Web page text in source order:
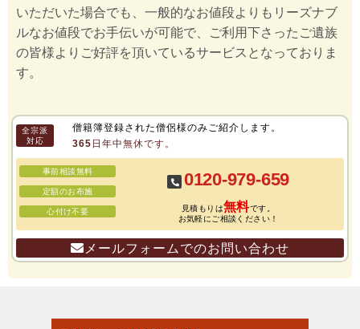
いただいた場合でも、一般的なお値段よりもリーズナブ
ルなお値段でお手伝いが可能で、ご利用下さったご遺族
の皆様よりご好評を頂いているサービスとなっておりま
す。
全宗派
対応
僧籍簿登録された僧侶様のみご紹介します。
365日年中無休です。
事前相談無料
定額のお布施
心付け不要
0120-979-659
見積もりは無料です。
お気軽にご相談ください！
メールフォームでのお問い合わせ